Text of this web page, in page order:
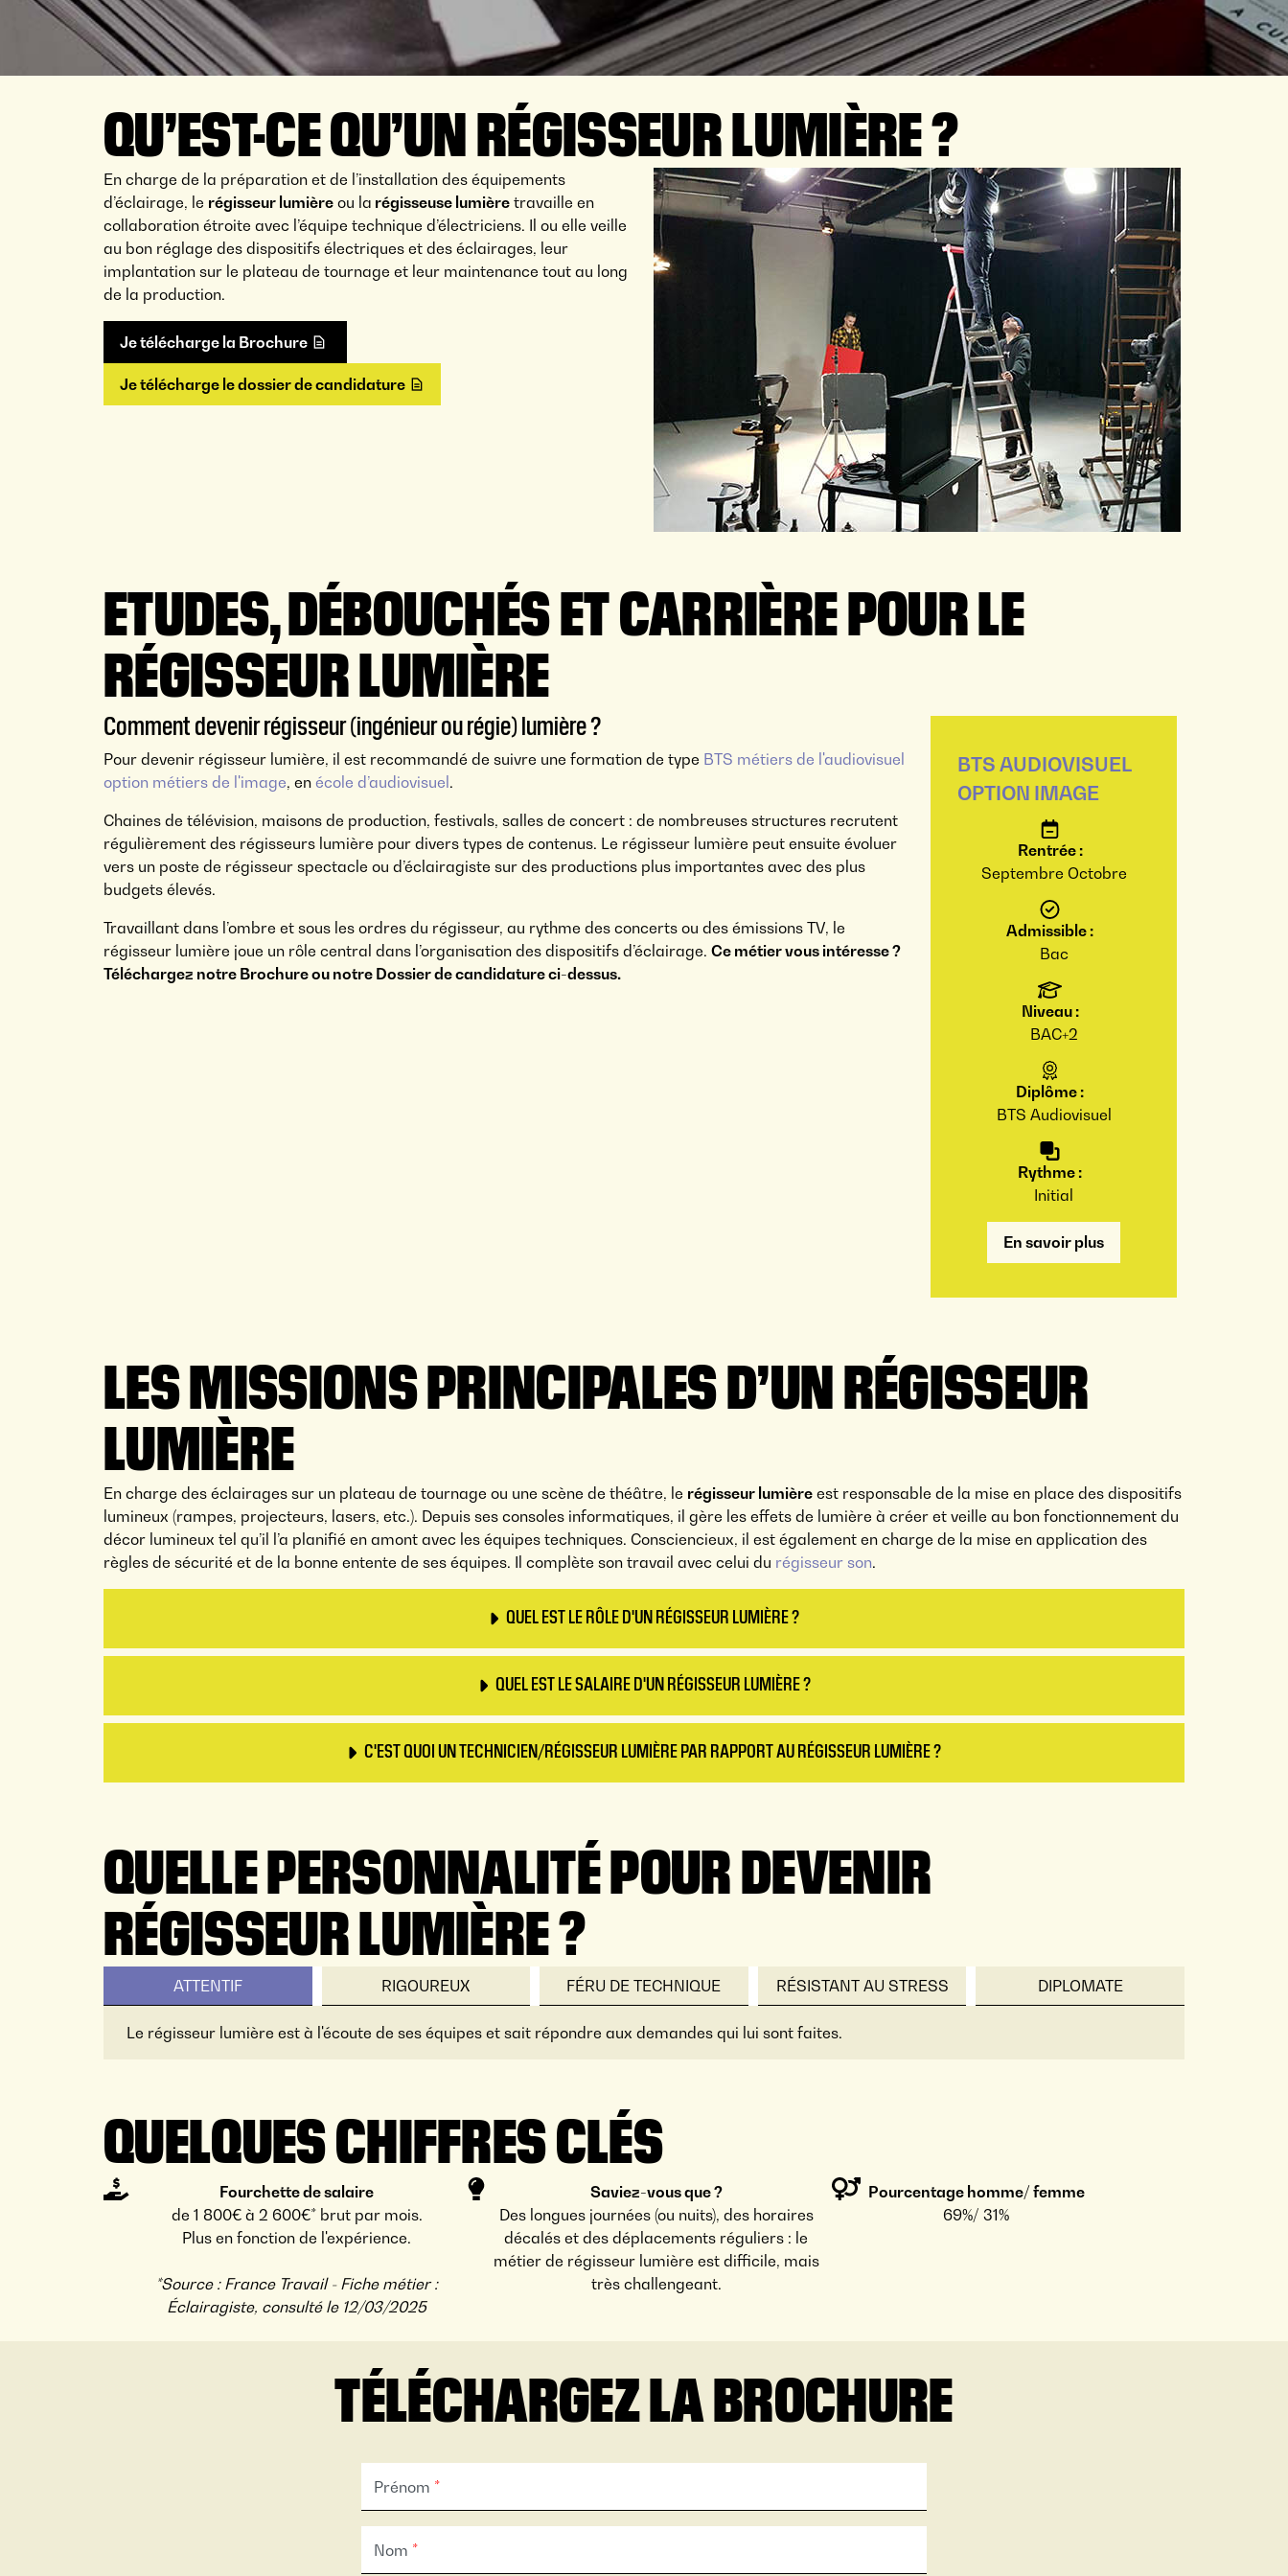
QU’EST-CE QU’UN RÉGISSEUR LUMIÈRE ?
En charge de la préparation et de l’installation des équipements
d’éclairage, le régisseur lumière ou la régisseuse lumière travaille en
collaboration étroite avec l’équipe technique d’électriciens. Il ou elle veille
au bon réglage des dispositifs électriques et des éclairages, leur
implantation sur le plateau de tournage et leur maintenance tout au long
de la production.
Je télécharge la Brochure
Je télécharge le dossier de candidature
ETUDES, DÉBOUCHÉS ET CARRIÈRE POUR LE
RÉGISSEUR LUMIÈRE
Comment devenir régisseur (ingénieur ou régie) lumière ?
Pour devenir régisseur lumière, il est recommandé de suivre une formation de type BTS métiers de l'audiovisuel
option métiers de l'image, en école d’audiovisuel.
Chaines de télévision, maisons de production, festivals, salles de concert : de nombreuses structures recrutent
régulièrement des régisseurs lumière pour divers types de contenus. Le régisseur lumière peut ensuite évoluer
vers un poste de régisseur spectacle ou d’éclairagiste sur des productions plus importantes avec des plus
budgets élevés.
Travaillant dans l’ombre et sous les ordres du régisseur, au rythme des concerts ou des émissions TV, le
régisseur lumière joue un rôle central dans l’organisation des dispositifs d’éclairage. Ce métier vous intéresse ?
Téléchargez notre Brochure ou notre Dossier de candidature ci-dessus.
BTS AUDIOVISUEL
OPTION IMAGE
Rentrée :
Septembre Octobre
Admissible :
Bac
Niveau :
BAC+2
Diplôme :
BTS Audiovisuel
Rythme :
Initial
En savoir plus
LES MISSIONS PRINCIPALES D’UN RÉGISSEUR
LUMIÈRE
En charge des éclairages sur un plateau de tournage ou une scène de théâtre, le régisseur lumière est responsable de la mise en place des dispositifs
lumineux (rampes, projecteurs, lasers, etc.). Depuis ses consoles informatiques, il gère les effets de lumière à créer et veille au bon fonctionnement du
décor lumineux tel qu’il l’a planifié en amont avec les équipes techniques. Consciencieux, il est également en charge de la mise en application des
règles de sécurité et de la bonne entente de ses équipes. Il complète son travail avec celui du régisseur son.
QUEL EST LE RÔLE D'UN RÉGISSEUR LUMIÈRE ?
QUEL EST LE SALAIRE D'UN RÉGISSEUR LUMIÈRE ?
C'EST QUOI UN TECHNICIEN/RÉGISSEUR LUMIÈRE PAR RAPPORT AU RÉGISSEUR LUMIÈRE ?
QUELLE PERSONNALITÉ POUR DEVENIR
RÉGISSEUR LUMIÈRE ?
ATTENTIF RIGOUREUX FÉRU DE TECHNIQUE RÉSISTANT AU STRESS DIPLOMATE
Le régisseur lumière est à l'écoute de ses équipes et sait répondre aux demandes qui lui sont faites.
QUELQUES CHIFFRES CLÉS
Fourchette de salaire
de 1 800€ à 2 600€* brut par mois.
Plus en fonction de l'expérience.
*Source : France Travail - Fiche métier :
Éclairagiste, consulté le 12/03/2025
Saviez-vous que ?
Des longues journées (ou nuits), des horaires
décalés et des déplacements réguliers : le
métier de régisseur lumière est difficile, mais
très challengeant.
Pourcentage homme/ femme
69%/ 31%
TÉLÉCHARGEZ LA BROCHURE
Prénom *
Nom *